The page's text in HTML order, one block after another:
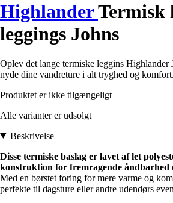
HighlanderTermisk
leggings Johns
Oplev det lange termiske leggins Highlander
nyde dine vandreture i alt tryghed og komfort.
Produktet er ikke tilgængeligt
Alle varianter er udsolgt
Beskrivelse
Disse termiske baslag er lavet af let
konstruktion for fremragende
Med en børstet foring for mere varme og
perfekte til dagsture eller andre udendørs